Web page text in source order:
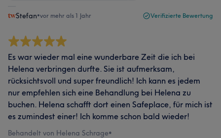
Stefan•vor mehr als 1 Jahr Verifizierte Bewertung
Es war wieder mal eine wunderbare Zeit die ich bei
Helena verbringen durfte. Sie ist aufmerksam,
rücksichtsvoll und super freundlich! Ich kann es jedem
nur empfehlen sich eine Behandlung bei Helena zu
buchen. Helena schafft dort einen Safeplace, für mich ist
es zumindest einer! Ich komme schon bald wieder!
Behandelt von Helena Schrage•